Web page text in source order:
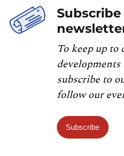
To keep up
subscribe to
follow our
Subscribe